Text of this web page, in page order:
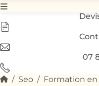
07
Seo
Formation